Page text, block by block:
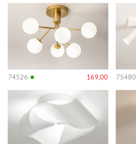
74526 • 169,00
Info
75480
Info
Info Info